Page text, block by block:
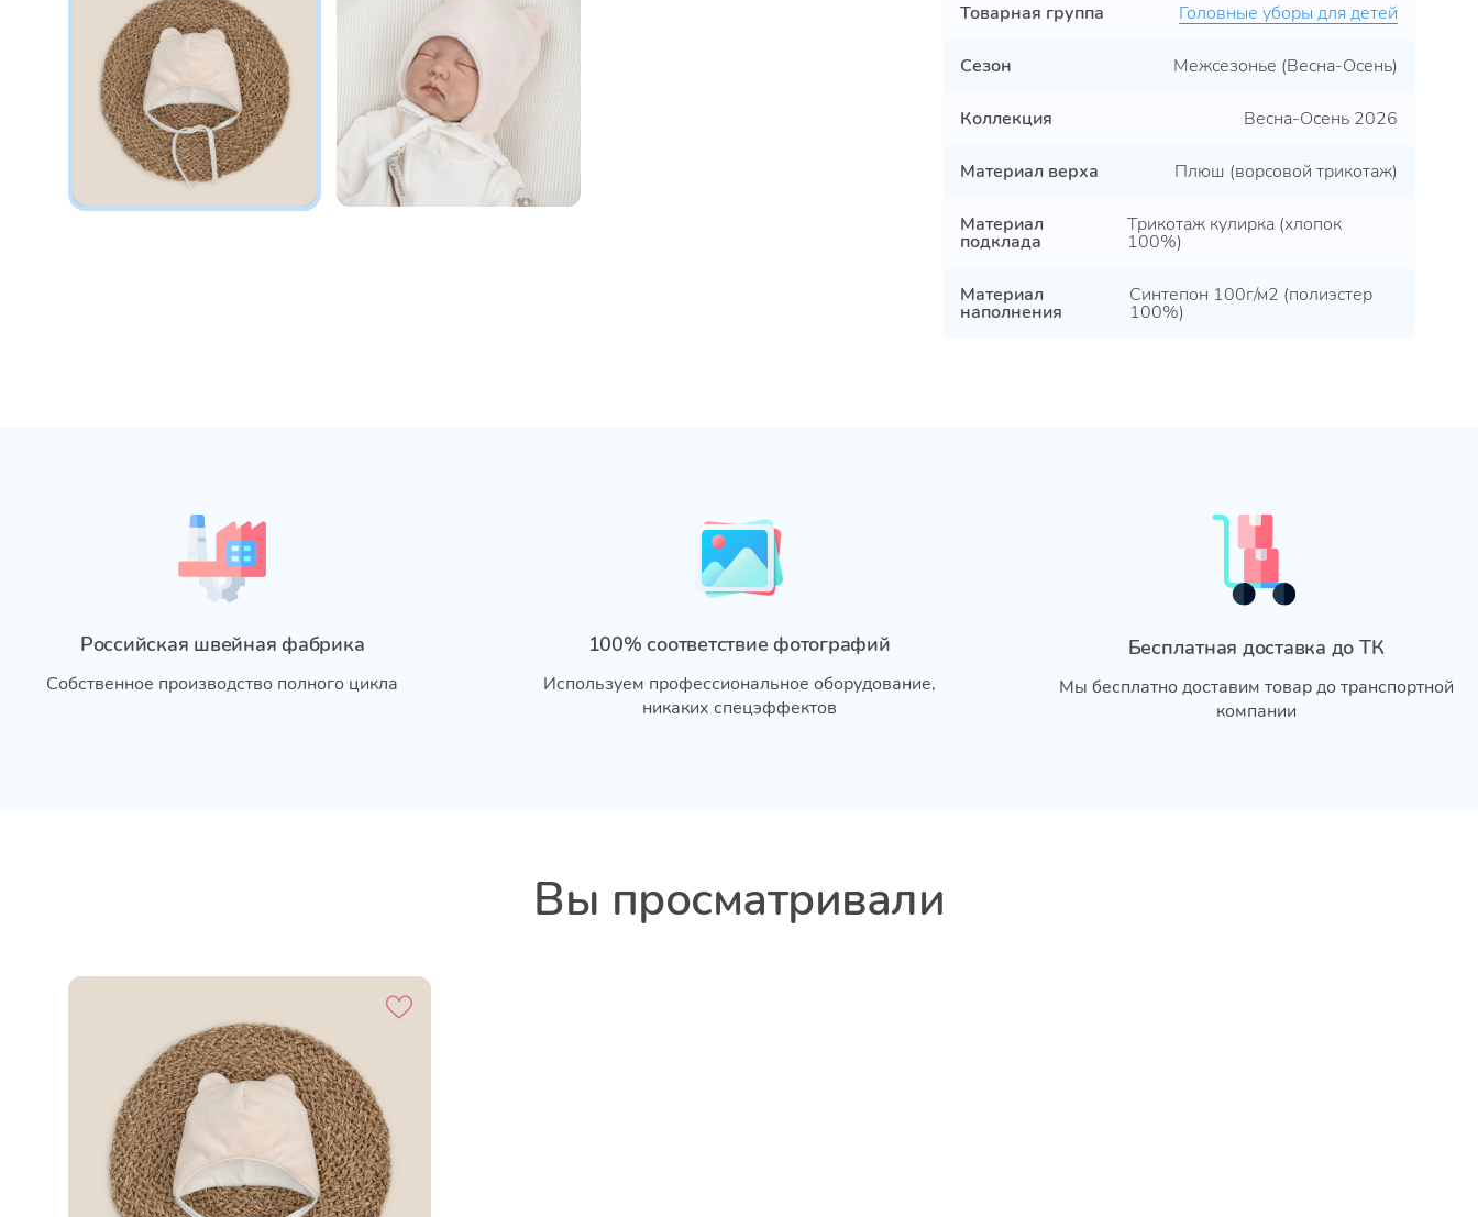
Товарная группа Головные уборы для детей
Сезон Межсезонье (Весна-Осень)
Коллекция Весна-Осень 2026
Материал верха Плюш (ворсовой трикотаж)
Материал
подклада
Трикотаж кулирка (хлопок
100%)
Материал
наполнения
Синтепон 100г/м2 (полиэстер
100%)
Российская швейная фабрика
Собственное производство полного цикла
100% соответствие фотографий
Используем профессиональное оборудование,
никаких спецэффектов
Бесплатная доставка до ТК
Мы бесплатно доставим товар до транспортной
компании
Вы просматривали